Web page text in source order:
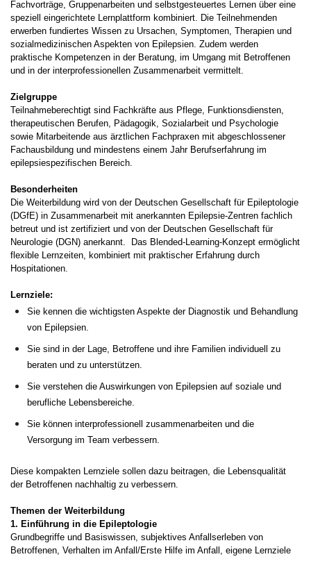
Fachvorträge, Gruppenarbeiten und selbstgesteuertes Lernen über eine
speziell eingerichtete Lernplattform kombiniert. Die Teilnehmenden
erwerben fundiertes Wissen zu Ursachen, Symptomen, Therapien und
sozialmedizinischen Aspekten von Epilepsien. Zudem werden
praktische Kompetenzen in der Beratung, im Umgang mit Betroffenen
und in der interprofessionellen Zusammenarbeit vermittelt.
Zielgruppe
Teilnahmeberechtigt sind Fachkräfte aus Pflege, Funktionsdiensten,
therapeutischen Berufen, Pädagogik, Sozialarbeit und Psychologie
sowie Mitarbeitende aus ärztlichen Fachpraxen mit abgeschlossener
Fachausbildung und mindestens einem Jahr Berufserfahrung im
epilepsiespezifischen Bereich.
Besonderheiten
Die Weiterbildung wird von der Deutschen Gesellschaft für Epileptologie
(DGfE) in Zusammenarbeit mit anerkannten Epilepsie-Zentren fachlich
betreut und ist zertifiziert und von der Deutschen Gesellschaft für
Neurologie (DGN) anerkannt. Das Blended-Learning-Konzept ermöglicht
flexible Lernzeiten, kombiniert mit praktischer Erfahrung durch
Hospitationen.
Lernziele:
Sie kennen die wichtigsten Aspekte der Diagnostik und Behandlung
von Epilepsien.
Sie sind in der Lage, Betroffene und ihre Familien individuell zu
beraten und zu unterstützen.
Sie verstehen die Auswirkungen von Epilepsien auf soziale und
berufliche Lebensbereiche.
Sie können interprofessionell zusammenarbeiten und die
Versorgung im Team verbessern.
Diese kompakten Lernziele sollen dazu beitragen, die Lebensqualität
der Betroffenen nachhaltig zu verbessern.
Themen der Weiterbildung
1. Einführung in die Epileptologie
Grundbegriffe und Basiswissen, subjektives Anfallserleben von
Betroffenen, Verhalten im Anfall/Erste Hilfe im Anfall, eigene Lernziele